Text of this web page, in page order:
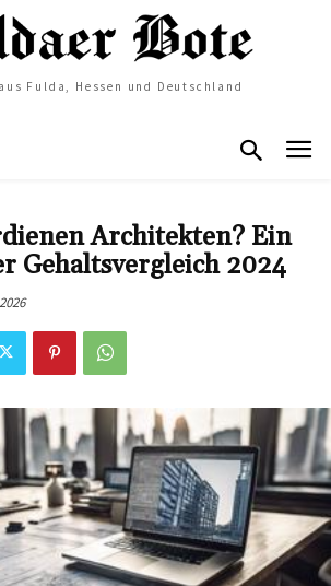
Fulda, Hessen und Deutschland
Architekten? Ein
Gehaltsvergleich 2024